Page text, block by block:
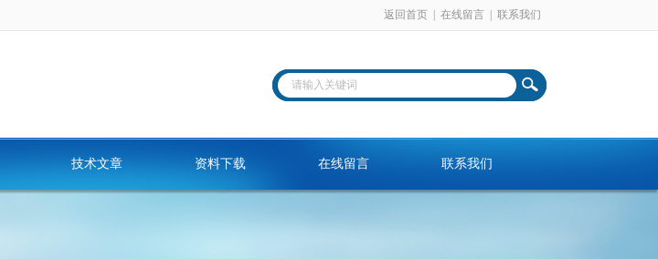
返回首页 在线留言 联系我们
技术文章 资料下载 在线留言 联系我们